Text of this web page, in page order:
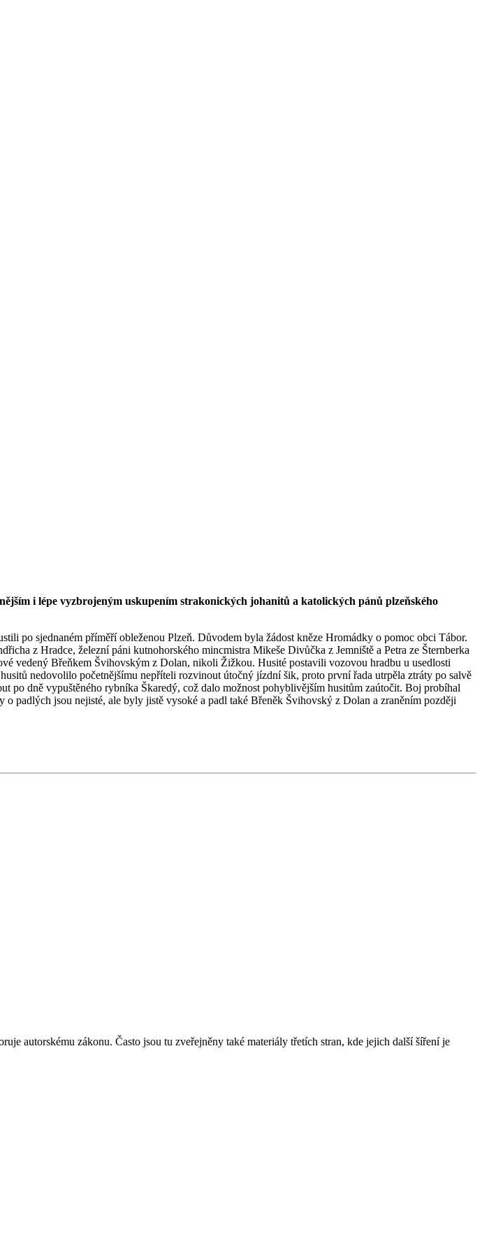
i lépe vyzbrojeným uskupením strakonických johanitů a katolických pánů plzeňského
po sjednaném příměří obleženou Plzeň. Důvodem byla žádost kněze Hromádky o pomoc obci Tábor.
z Hradce, železní páni kutnohorského mincmistra Mikeše Divůčka z Jemniště a Petra ze Šternberka
vedený Břeňkem Švihovským z Dolan, nikoli Žižkou. Husité postavili vozovou hradbu u usedlosti
nedovolilo početnějšímu nepříteli rozvinout útočný jízdní šik, proto první řada utrpěla ztráty po salvě
po dně vypuštěného rybníka Škaredý, což dalo možnost pohyblivějším husitům zaútočit. Boj probíhal
padlých jsou nejisté, ale byly jistě vysoké a padl také Břeněk Švihovský z Dolan a zraněním později
autorskému zákonu. Často jsou tu zveřejněny také materiály třetích stran, kde jejich další šíření je